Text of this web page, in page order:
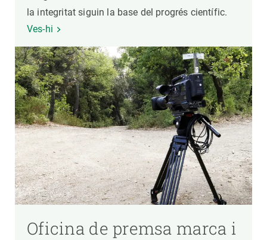
la integritat siguin la base del progrés científic.
Ves-hi
Oficina de premsa marca i